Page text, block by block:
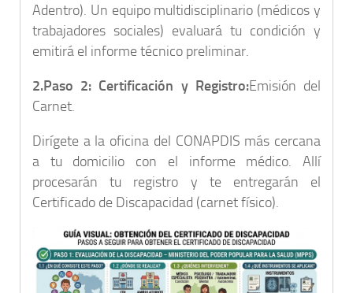
Adentro). Un equipo multidisciplinario (médicos y
trabajadores sociales) evaluará tu condición y
emitirá el informe técnico preliminar.
2.Paso 2: Certificación y Registro:Emisión del
Carnet.
Dirígete a la oficina del CONAPDIS más cercana
a tu domicilio con el informe médico. Allí
procesarán tu registro y te entregarán el
Certificado de Discapacidad (carnet físico).